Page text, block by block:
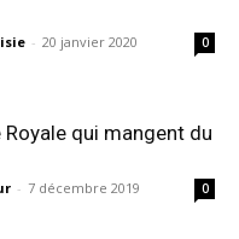
- 20 janvier 2020 0
Royale qui mangent du
- 7 décembre 2019 0